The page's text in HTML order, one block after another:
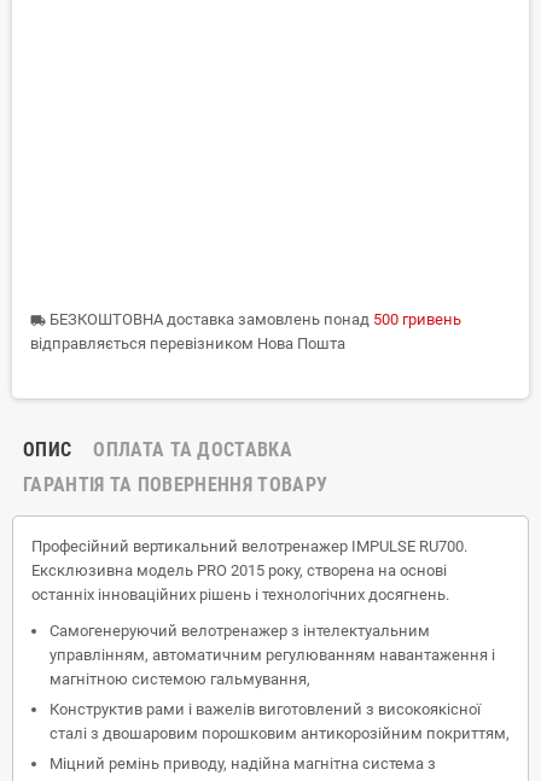
local_shipping БЕЗКОШТОВНА доставка замовлень понад 500 гривень
відправляється перевізником Нова Пошта
ОПИС
ОПЛАТА ТА ДОСТАВКА
ГАРАНТІЯ ТА ПОВЕРНЕННЯ ТОВАРУ
Професійний вертикальний велотренажер IMPULSE RU700.
Ексклюзивна модель PRO 2015 року, створена на основі
останніх інноваційних рішень і технологічних досягнень.
Самогенеруючий велотренажер з інтелектуальним
управлінням, автоматичним регулюванням навантаження і
магнітною системою гальмування,
Конструктив рами і важелів виготовлений з високоякісної
сталі з двошаровим порошковим антикорозійним покриттям,
Міцний ремінь приводу, надійна магнітна система з